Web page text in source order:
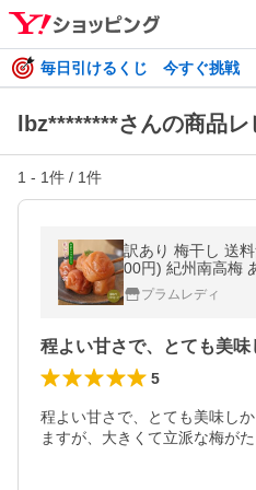
毎日引けるくじ 今すぐ挑戦
lbz********さんの商品レ
1 - 1件 / 1件
訳あり 梅干し 送
00円) 紀州南高梅
あり梅干 400g×2パ
プラムレディ
5
程よい甘さで、とても美味し
ますが、大きくて立派な梅が